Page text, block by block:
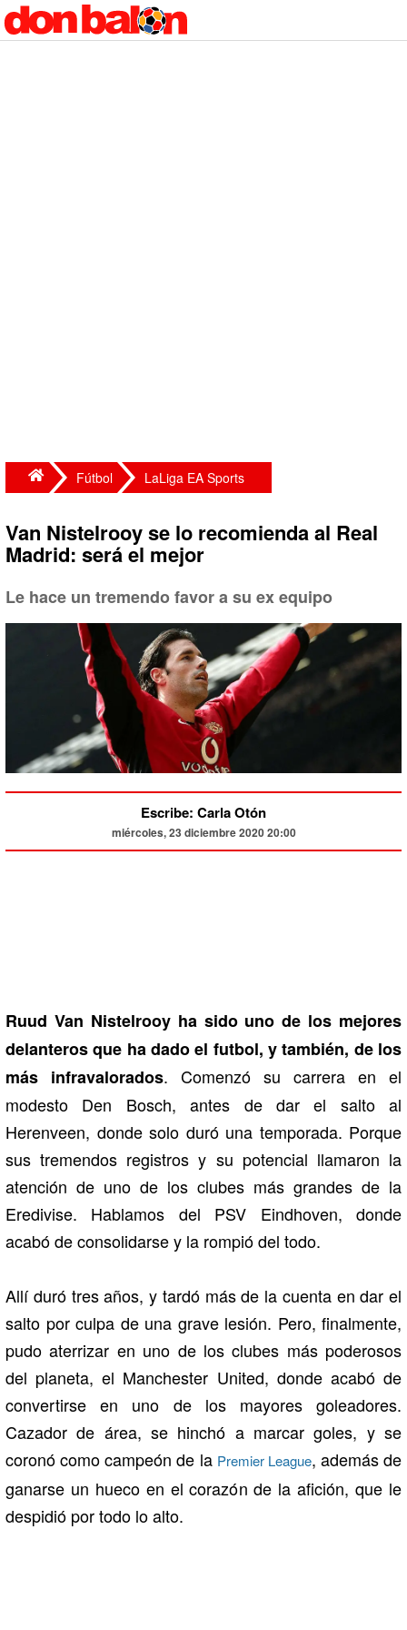
Fútbol LaLiga EA Sports
Van Nistelrooy se lo recomienda al Real
Madrid: será el mejor
Le hace un tremendo favor a su ex equipo
Escribe: Carla Otón
miércoles, 23 diciembre 2020 20:00
Ruud Van Nistelrooy ha sido uno de los mejores
delanteros que ha dado el futbol, y también, de los
más infravalorados. Comenzó su carrera en el
modesto Den Bosch, antes de dar el salto al
Herenveen, donde solo duró una temporada. Porque
sus tremendos registros y su potencial llamaron la
atención de uno de los clubes más grandes de la
Eredivise. Hablamos del PSV Eindhoven, donde
acabó de consolidarse y la rompió del todo.
Allí duró tres años, y tardó más de la cuenta en dar el
salto por culpa de una grave lesión. Pero, finalmente,
pudo aterrizar en uno de los clubes más poderosos
del planeta, el Manchester United, donde acabó de
convertirse en uno de los mayores goleadores.
Cazador de área, se hinchó a marcar goles, y se
coronó como campeón de la Premier League, además de
ganarse un hueco en el corazón de la afición, que le
despidió por todo lo alto.